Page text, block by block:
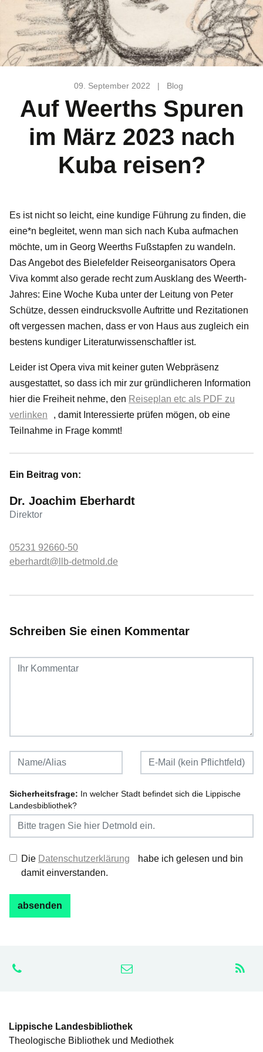
09. September 2022 | Blog
Auf Weerths Spuren
im März 2023 nach
Kuba reisen?
Es ist nicht so leicht, eine kundige Führung zu finden, die
eine*n begleitet, wenn man sich nach Kuba aufmachen
möchte, um in Georg Weerths Fußstapfen zu wandeln.
Das Angebot des Bielefelder Reiseorganisators Opera
Viva kommt also gerade recht zum Ausklang des Weerth-
Jahres: Eine Woche Kuba unter der Leitung von Peter
Schütze, dessen eindrucksvolle Auftritte und Rezitationen
oft vergessen machen, dass er von Haus aus zugleich ein
bestens kundiger Literaturwissenschaftler ist.
Leider ist Opera viva mit keiner guten Webpräsenz
ausgestattet, so dass ich mir zur gründlicheren Information
hier die Freiheit nehme, den Reiseplan etc als PDF zu
verlinken
, damit Interessierte prüfen mögen, ob eine
Teilnahme in Frage kommt!
Ein Beitrag von:
Dr. Joachim Eberhardt
Direktor
05231 92660-50
eberhardt@llb-detmold.de
Schreiben Sie einen Kommentar
Sicherheitsfrage: In welcher Stadt befindet sich die Lippische
Landesbibliothek?
Die Datenschutzerklärung
habe ich gelesen und bin
damit einverstanden.
Lippische Landesbibliothek
Theologische Bibliothek und Mediothek